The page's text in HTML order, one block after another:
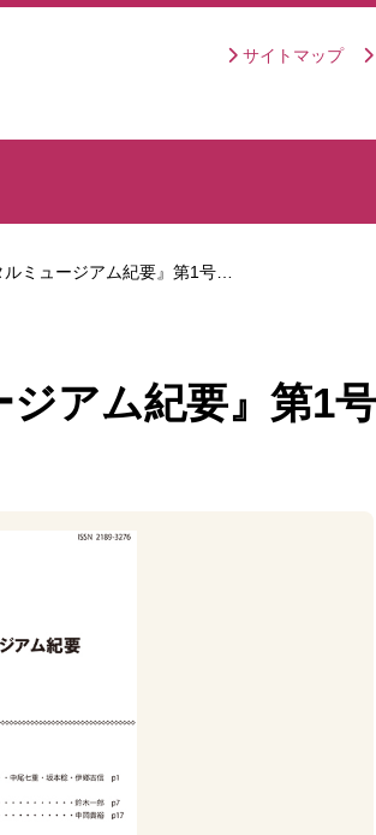
サイトマップ
ルミュージアム紀要』第1号…
ジアム紀要』第1号